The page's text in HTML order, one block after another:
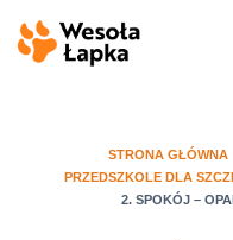
do
STRONA GŁÓWNA
PRZEDSZKOLE DLA
2. SPOKÓJ –